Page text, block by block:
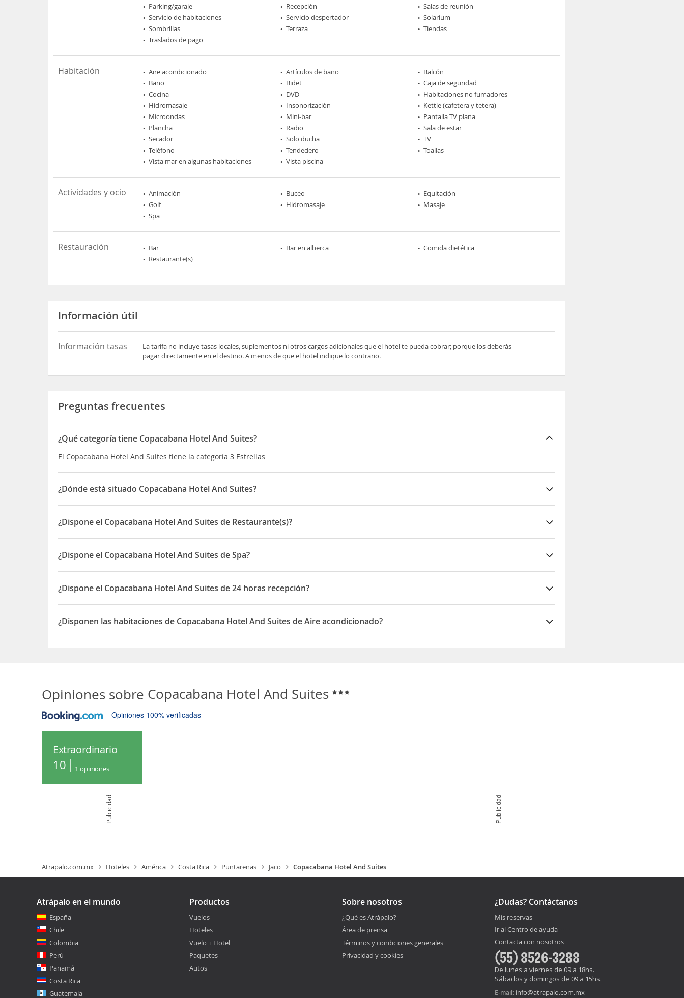
Parking/garaje
Recepción
Salas de reunión
Servicio de habitaciones
Servicio despertador
Solarium
Sombrillas
Terraza
Tiendas
Traslados de pago
Habitación Aire acondicionado Artículos de baño
Balcón
Baño
Bidet
Caja de seguridad
Cocina
DVD
Habitaciones no fumadores
Hidromasaje
Insonorización
Kettle (cafetera y tetera)
Microondas
Mini-bar
Pantalla TV plana
Plancha
Radio
Sala de estar
Secador
Solo ducha
TV
Teléfono
Tendedero
Toallas
Vista mar en algunas habitaciones
Vista piscina
Actividades y ocio Animación Buceo
Equitación
Golf
Hidromasaje
Masaje
Spa
Restauración Bar Bar en alberca
Comida dietética
Restaurante(s)
Información útil
Información tasas
La tarifa no incluye tasas locales, suplementos ni otros cargos adicionales que el hotel te pueda cobrar; porque los deberás
pagar directamente en el destino. A menos de que el hotel indique lo contrario.
Preguntas frecuentes
¿Qué categoría tiene Copacabana Hotel And Suites?
El Copacabana Hotel And Suites tiene la categoría 3 Estrellas
¿Dónde está situado Copacabana Hotel And Suites?
El Copacabana Hotel And Suites está situado en From Costa Rica Bank 200 Mts South and 100 mts West
¿Dispone el Copacabana Hotel And Suites de Restaurante(s)?
Sí, el Copacabana Hotel And Suites dispone de Restaurante(s)
¿Dispone el Copacabana Hotel And Suites de Spa?
Sí, el Copacabana Hotel And Suites dispone de Spa
¿Dispone el Copacabana Hotel And Suites de 24 horas recepción?
Sí, el Copacabana Hotel And Suites dispone de 24 horas recepción
¿Disponen las habitaciones de Copacabana Hotel And Suites de Aire acondicionado?
Opiniones sobre Copacabana Hotel And Suites
Opiniones 100% verificadas
Extraordinario
10 1 opiniones
Publicidad Publicidad
Atrapalo.com.mx Hoteles América Costa Rica Puntarenas Jaco Copacabana Hotel And Suites
Atrápalo en el mundo
España
Chile
Colombia
Perú
Panamá
Costa Rica
Guatemala
Productos
Vuelos
Hoteles
Vuelo + Hotel
Paquetes
Autos
Sobre nosotros
¿Qué es Atrápalo?
Área de prensa
Términos y condiciones generales
Privacidad y cookies
¿Dudas? Contáctanos
Mis reservas
Ir al Centro de ayuda
Contacta con nosotros
(55) 8526-3288
De lunes a viernes de 09 a 18hs.
Sábados y domingos de 09 a 15hs.
E-mail: info@atrapalo.com.mx